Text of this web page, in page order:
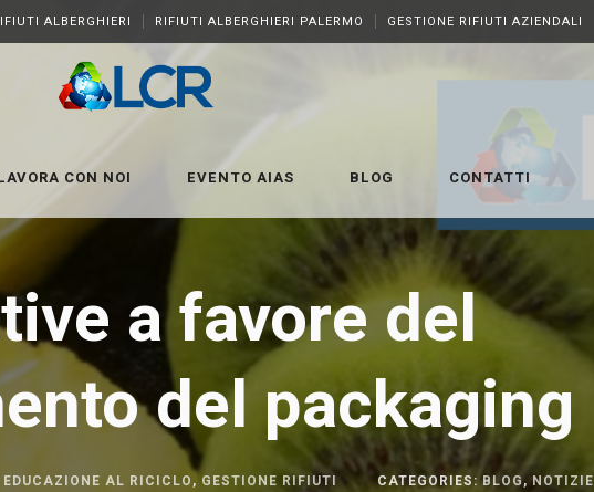
ALBERGHIERI RIFIUTI ALBERGHIERI PALERMO GESTIONE RIFIUTI AZIENDALI
CON NOI EVENTO AIAS BLOG CONTATTI
a favore del
del packaging
EDUCAZIONE AL RICICLO, GESTIONE RIFIUTI CATEGORIES:BLOG, NOTIZIE